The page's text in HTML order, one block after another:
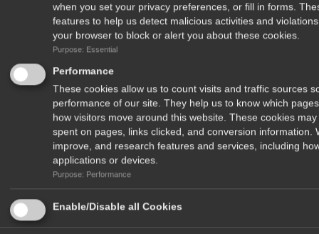
Δέχομαι να λαμβάνω newsletters από το περιοδικό Hunt & Shoot
when you set your privacy preferences, or fill in forms.
features to help us detect malicious activities and
your browser to block or alert you about these cookies.
Purpose: Essential
Performance
These cookies allow us to count visits and traffic sources
performance of our site. They help us to know which
how visitors move around this website. These cookies
spent on pages, links clicked, and conversion
improve, and research features and services, including
applications or devices.
Purpose: Performance
Enable/Disable all Cookies